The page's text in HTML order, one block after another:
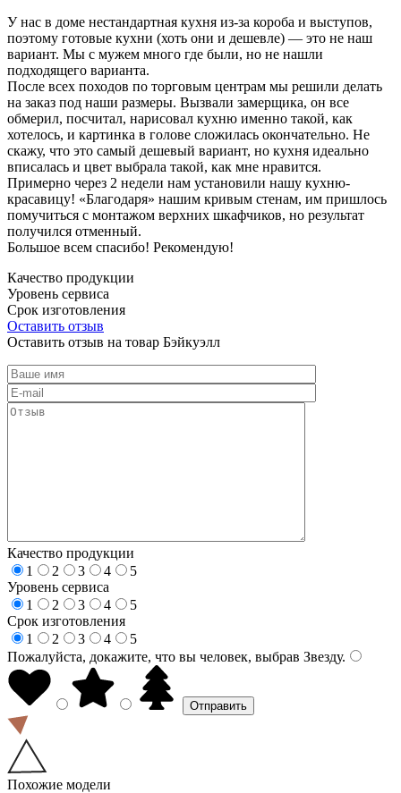
У нас в доме нестандартная кухня из-за короба и выступов,
поэтому готовые кухни (хоть они и дешевле) — это не наш
вариант. Мы с мужем много где были, но не нашли
подходящего варианта.
После всех походов по торговым центрам мы решили делать
на заказ под наши размеры. Вызвали замерщика, он все
обмерил, посчитал, нарисовал кухню именно такой, как
хотелось, и картинка в голове сложилась окончательно. Не
скажу, что это самый дешевый вариант, но кухня идеально
вписалась и цвет выбрала такой, как мне нравится.
Примерно через 2 недели нам установили нашу кухню-
красавицу! «Благодаря» нашим кривым стенам, им пришлось
помучиться с монтажом верхних шкафчиков, но результат
получился отменный.
Большое всем спасибо! Рекомендую!
Качество продукции
Уровень сервиса
Срок изготовления
Оставить отзыв
Оставить отзыв на товар Бэйкуэлл
Качество продукции
1
2 3 4
5
Уровень сервиса
1
2 3 4
5
Срок изготовления
1
2 3 4
5
Пожалуйста, докажите, что вы человек, выбрав Звезду.
Похожие модели